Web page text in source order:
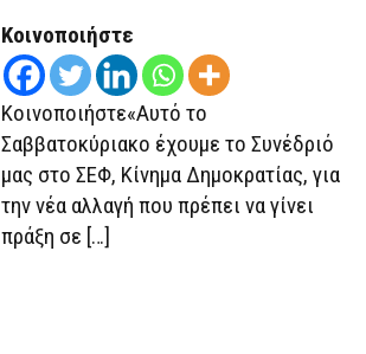
Κοινοποιήστε
Κοινοποιήστε«Αυτό το
Σαββατοκύριακο έχουμε το Συνέδριό
μας στο ΣΕΦ, Κίνημα Δημοκρατίας, για
την νέα αλλαγή που πρέπει να γίνει
πράξη σε […]